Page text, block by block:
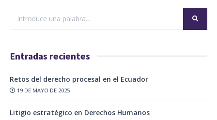
Entradas recientes
Retos del derecho procesal en el Ecuador
19 DE MAYO DE 2025
Litigio estratégico en Derechos Humanos